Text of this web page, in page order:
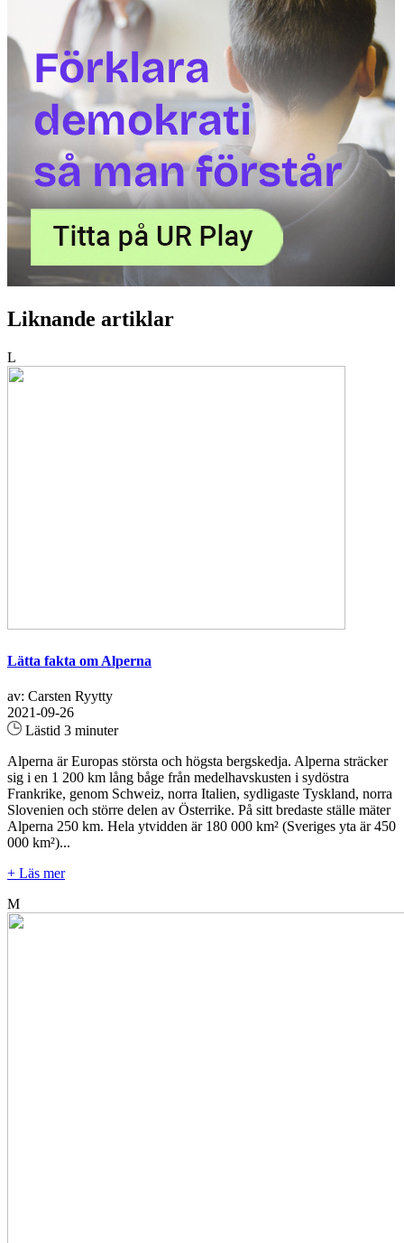
Liknande artiklar
L
Lätta fakta om Alperna
av: Carsten Ryytty
2021-09-26
Lästid 3 minuter
Alperna är Europas största och högsta bergskedja. Alperna sträcker
sig i en 1 200 km lång båge från medelhavskusten i sydöstra
Frankrike, genom Schweiz, norra Italien, sydligaste Tyskland, norra
Slovenien och större delen av Österrike. På sitt bredaste ställe mäter
Alperna 250 km. Hela ytvidden är 180 000 km² (Sveriges yta är 450
000 km²)...
+ Läs mer
M